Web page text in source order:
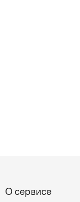
О сервисе